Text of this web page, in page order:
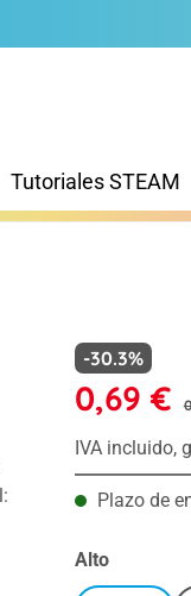
Tutoriales STEAM
0,69 €
-30.3%
IVA incluido,
Plazo de
Seleccione
Alto